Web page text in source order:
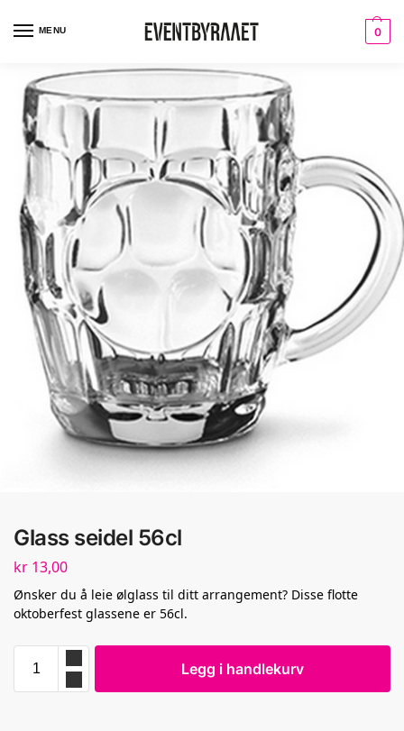
MENU 0
Glass seidel 56cl
kr 13,00
Ønsker du å leie ølglass til ditt arrangement? Disse flotte
oktoberfest glassene er 56cl.
Legg i handlekurv